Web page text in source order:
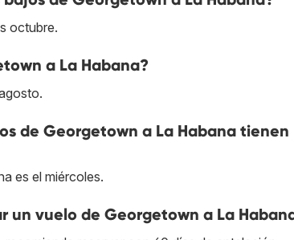
octubre.
a La Habana?
de Georgetown a La Habana tienen
es el miércoles.
un vuelo de Georgetown a La